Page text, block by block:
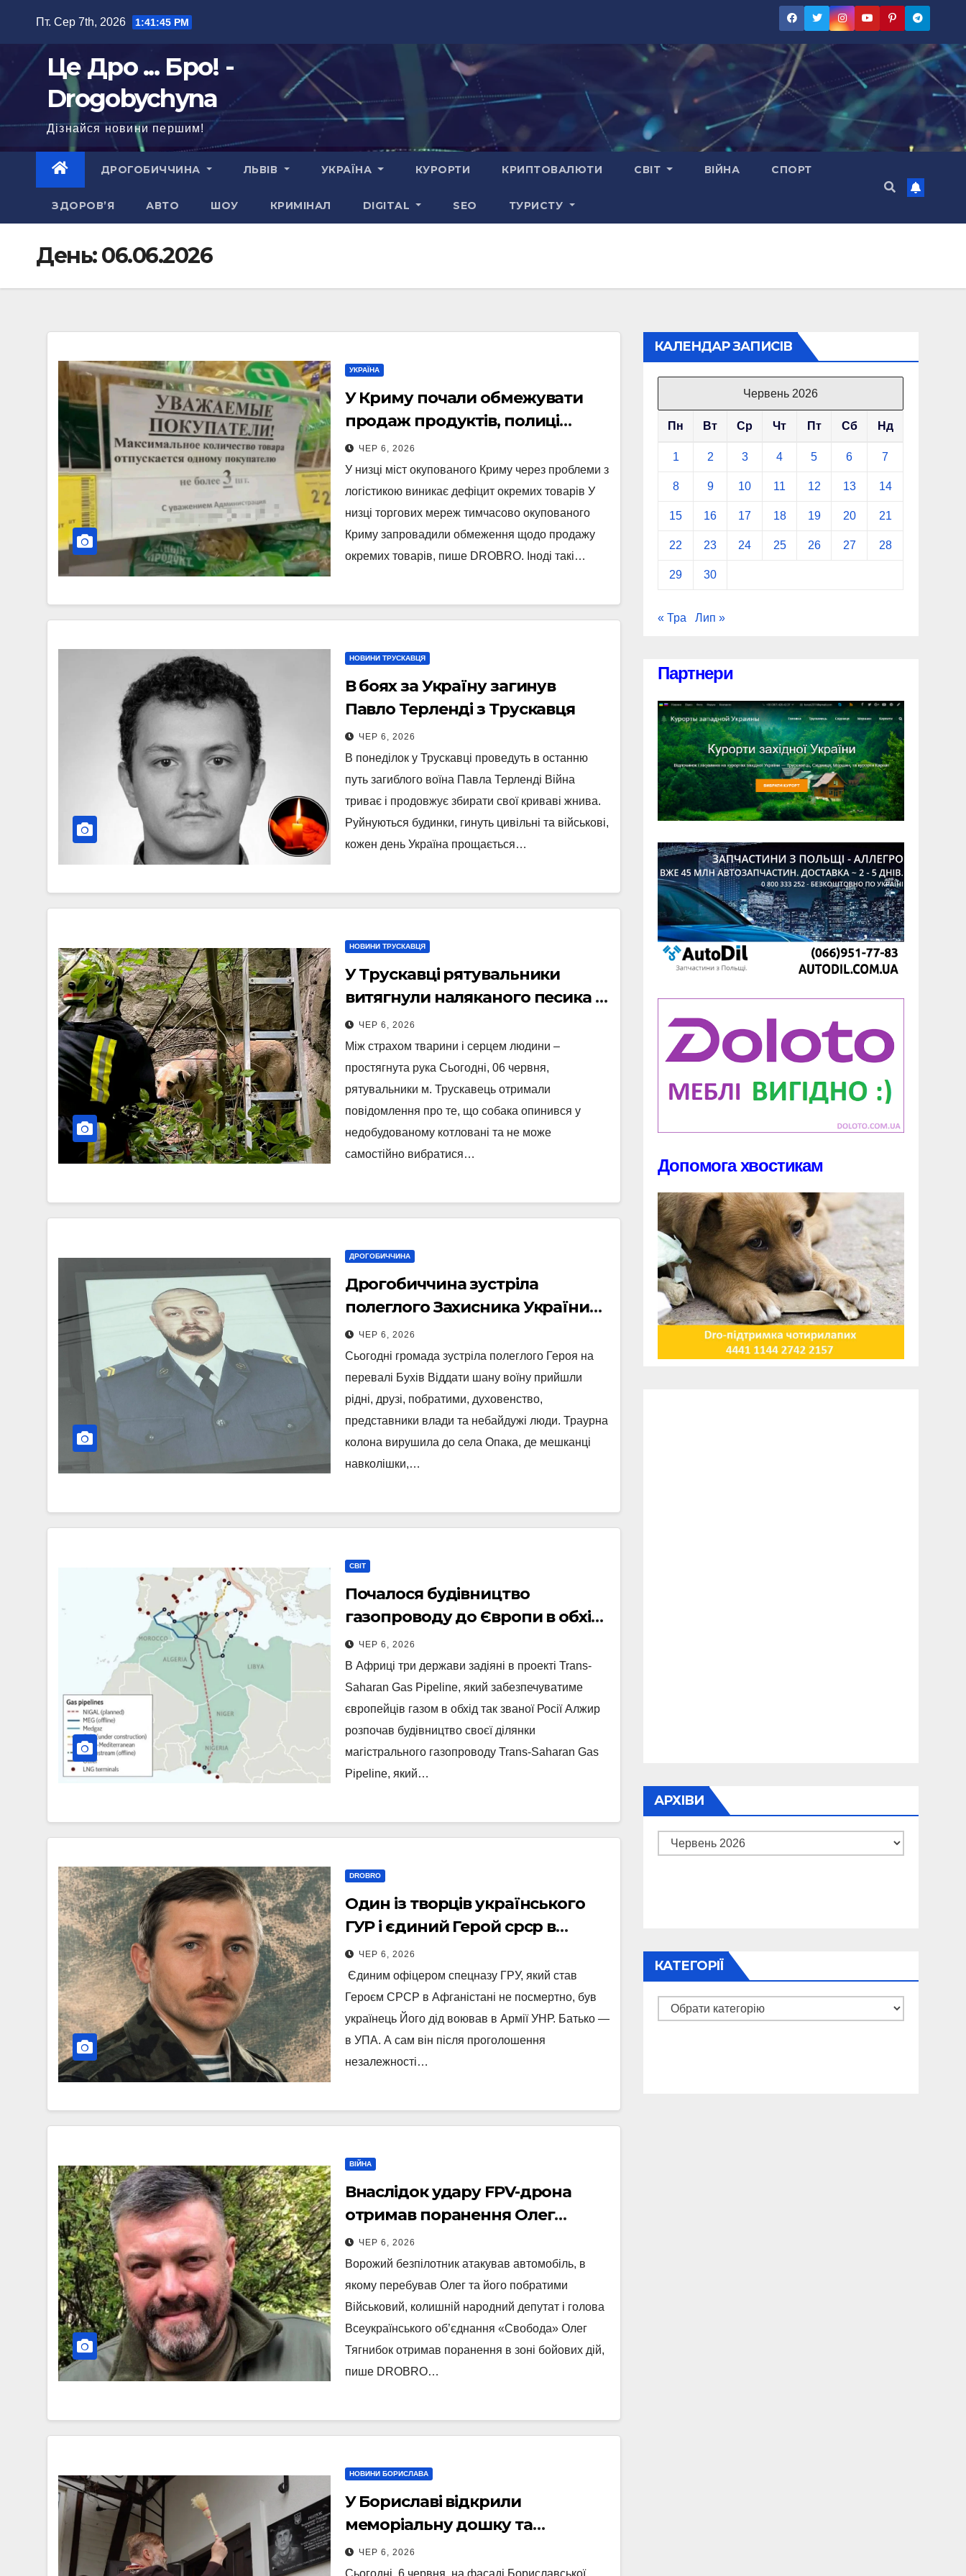
Пт. Сер 7th, 2026 1:41:47 PM
Це Дро ... Бро! -
Drogobychyna
Дізнайся новини першим!
ДРОГОБИЧЧИНА ЛЬВІВ УКРАЇНА КУРОРТИ КРИПТОВАЛЮТИ СВІТ ВІЙНА СПОРТ
ЗДОРОВ’Я АВТО ШОУ КРИМІНАЛ DIGITAL SEO ТУРИСТУ
День:06.06.2026
УКРАЇНА
У Криму почали обмежувати
продаж продуктів, полиці
порожніють
ЧЕР 6, 2026
У низці міст окупованого Криму через проблеми з
логістикою виникає дефіцит окремих товарів У
низці торгових мереж тимчасово окупованого
Криму запровадили обмеження щодо продажу
окремих товарів, пише DROBRO. Іноді такі…
НОВИНИ ТРУСКАВЦЯ
В боях за Україну загинув
Павло Терленді з Трускавця
ЧЕР 6, 2026
В понеділок у Трускавці проведуть в останню
путь загиблого воїна Павла Терленді Війна
триває і продовжує збирати свої криваві жнива.
Руйнуються будинки, гинуть цивільні та військові,
кожен день Україна прощається…
НОВИНИ ТРУСКАВЦЯ
У Трускавці рятувальники
витягнули наляканого песика з
пастки (Відео)
ЧЕР 6, 2026
Між страхом тварини і серцем людини –
простягнута рука Сьогодні, 06 червня,
рятувальники м. Трускавець отримали
повідомлення про те, що собака опинився у
недобудованому котловані та не може
самостійно вибратися…
ДРОГОБИЧЧИНА
Дрогобиччина зустріла
полеглого Захисника України
Ігоря Никитенка
ЧЕР 6, 2026
Сьогодні громада зустріла полеглого Героя на
перевалі Бухів Віддати шану воїну прийшли
рідні, друзі, побратими, духовенство,
представники влади та небайдужі люди. Траурна
колона вирушила до села Опака, де мешканці
навколішки,…
СВІТ
Почалося будівництво
газопроводу до Європи в обхід
рфЧЕР 6, 2026
В Африці три держави задіяні в проекті Trans-
Saharan Gas Pipeline, який забезпечуватиме
європейців газом в обхід так званої Росії Алжир
розпочав будівництво своєї ділянки
магістрального газопроводу Trans-Saharan Gas
Pipeline, який…
DROBRO
Один із творців українського
ГУР і єдиний Герой срср в
Афганістані
ЧЕР 6, 2026
Єдиним офіцером спецназу ГРУ, який став
Героєм СРСР в Афганістані не посмертно, був
українець Його дід воював в Армії УНР. Батько —
в УПА. А сам він після проголошення
незалежності…
ВІЙНА
Внаслідок удару FPV-дрона
отримав поранення Олег
Тягнибок
ЧЕР 6, 2026
Ворожий безпілотник атакував автомобіль, в
якому перебував Олег та його побратими
Військовий, колишній народний депутат і голова
Всеукраїнського об’єднання «Свобода» Олег
Тягнибок отримав поранення в зоні бойових дій,
пише DROBRO…
НОВИНИ БОРИСЛАВА
У Бориславі відкрили
меморіальну дошку та
проводять волейбольний
турнір пам’яті Володимира
ЧЕР 6, 2026
Сьогодні, 6 червня, на фасаді Бориславської
КАЛЕНДАР ЗАПИСІВ
Червень 2026
Пн Вт Ср Чт Пт Сб Нд
1 2 3 4 5 6 7
8 9 10 11 12 13 14
15 16 17 18 19 20 21
22 23 24 25 26 27 28
29 30
« Тра Лип »
Партнери
Допомога хвостикам
АРХІВИ
Архіви
КАТЕГОРІЇ
Категорії